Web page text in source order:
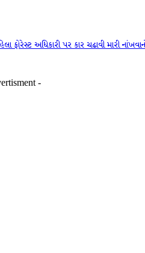
ફોરેસ્ટ અધિકારી પર કાર ચઢાવી મારી
-